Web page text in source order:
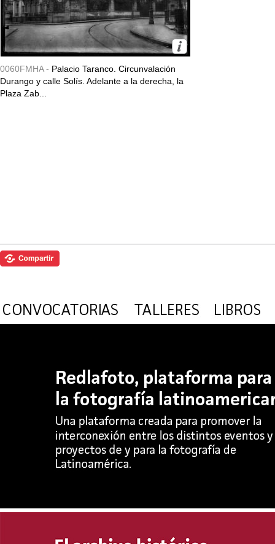
0060FMHA - Palacio Taranco. Circunvalación
Durango y calle Solís. Adelante a la derecha, la
Plaza Zab...